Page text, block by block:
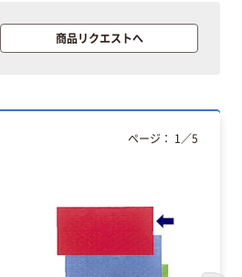
商品リクエストへ
ページ： 1 ／5